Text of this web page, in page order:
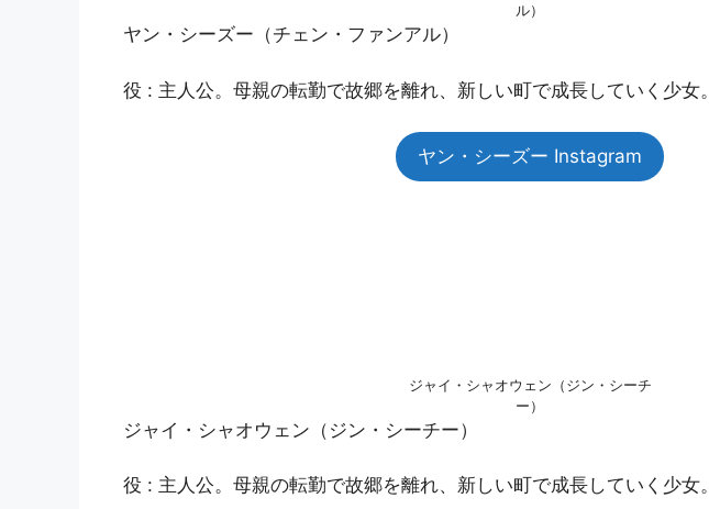
ル）
ヤン・シーズー（チェン・ファンアル）
役 : 主人公。母親の転勤で故郷を離れ、新しい町で成長していく少女。
ヤン・シーズー Instagram
ジャイ・シャオウェン（ジン・シーチ
ー）
ジャイ・シャオウェン（ジン・シーチー）
役 : 主人公。母親の転勤で故郷を離れ、新しい町で成長していく少女。